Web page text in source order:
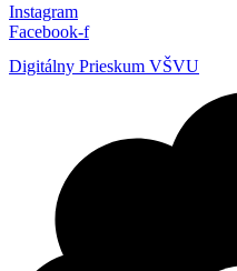
Instagram
Facebook-f
Digitálny Prieskum VŠVU